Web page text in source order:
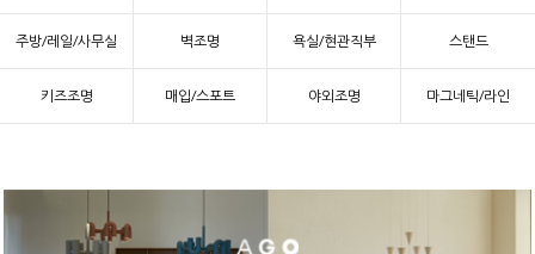
주방/레일/사무실 벽조명 욕실/현관직부 스탠드
키즈조명 매입/스포트 야외조명 마그네틱/라인